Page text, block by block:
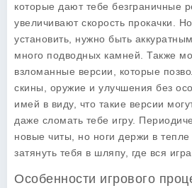
которые дают тебе безграничные
увеличивают скорость прокачки.
установить, нужно быть
много подводных камней. Также
взломанные версии, которые
скины, оружие и улучшения без
имей в виду, что такие версии
даже сломать тебе игру.
новые читы, но ноги держи в
затянуть тебя в шляпу, где вся
Особенности игрового